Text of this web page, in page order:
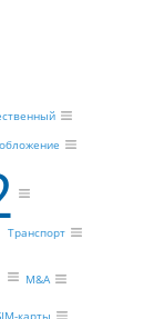
карты
Транспорт
M&A